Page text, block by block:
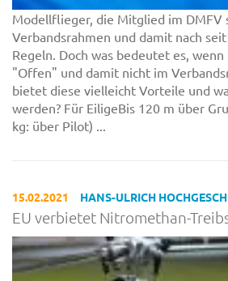
Modellflieger, die Mitglied im DMFV
Verbandsrahmen und damit nach
Regeln. Doch was bedeutet es,
"Offen" und damit nicht im
bietet diese vielleicht Vorteile und
werden? Für EiligeBis 120 m über
kg: über Pilot) ...
15.02.2021 HANS-ULRICH
EU verbietet Nitromethan-